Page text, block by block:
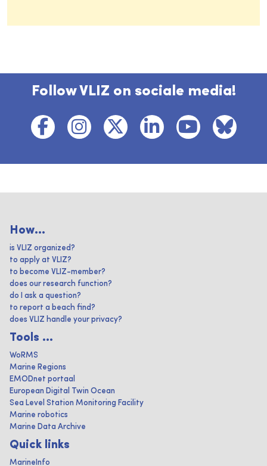
Follow VLIZ on sociale media!
How...
is VLIZ organized?
to apply at VLIZ?
to become VLIZ-member?
does our research function?
do I ask a question?
to report a beach find?
does VLIZ handle your privacy?
Tools ...
WoRMS
Marine Regions
EMODnet portaal
European Digital Twin Ocean
Sea Level Station Monitoring Facility
Marine robotics
Marine Data Archive
Quick links
MarineInfo